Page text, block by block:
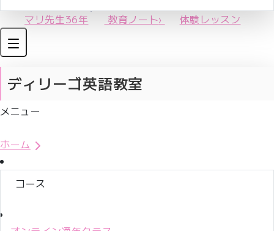
マリ先生36年 教育ノート› 体験レッスン
ディリーゴ英語教室
メニュー
ホーム
コース